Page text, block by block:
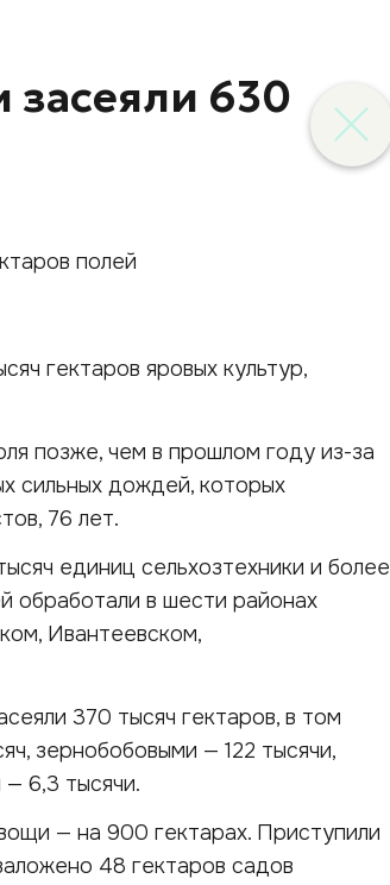
засеяли 630
гектаров яровых культур,
позже, чем в прошлом году из-за
сильных дождей, которых
76 лет.
единиц сельхозтехники и более
обработали в шести районах
Ивантеевском,
370 тысяч гектаров, в том
зернобобовыми — 122 тысячи,
6,3 тысячи.
— на 900 гектарах. Приступили
48 гектаров садов